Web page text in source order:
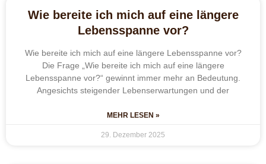
Wie bereite ich mich auf eine längere
Lebensspanne vor?
Wie bereite ich mich auf eine längere Lebensspanne vor?
Die Frage „Wie bereite ich mich auf eine längere
Lebensspanne vor?“ gewinnt immer mehr an Bedeutung.
Angesichts steigender Lebenserwartungen und der
MEHR LESEN »
29. Dezember 2025